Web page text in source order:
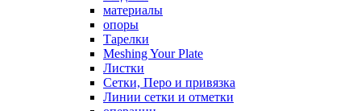
материалы
опоры
Тарелки
Meshing Your Plate
Листки
Сетки, Перо и привязка
Линии сетки и отметки